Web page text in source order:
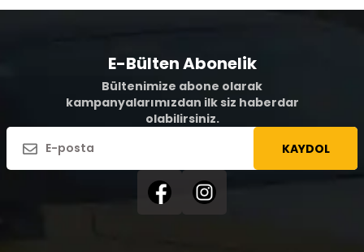
E-Bülten Abonelik
Bültenimize abone olarak
kampanyalarımızdan ilk siz haberdar
olabilirsiniz.
KAYDOL